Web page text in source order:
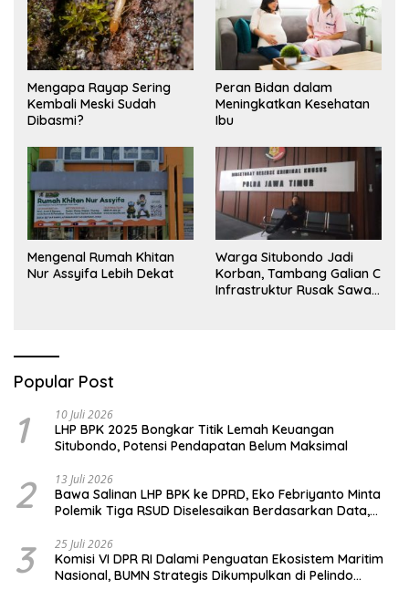
Mengapa Rayap Sering
Kembali Meski Sudah
Dibasmi?
Peran Bidan dalam
Meningkatkan Kesehatan
Ibu
Mengenal Rumah Khitan
Nur Assyifa Lebih Dekat
Warga Situbondo Jadi
Korban, Tambang Galian C
Infrastruktur Rusak Sawah
Popular Post
1 10 Juli 2026
LHP BPK 2025 Bongkar Titik Lemah Keuangan
Situbondo, Potensi Pendapatan Belum Maksimal
2 13 Juli 2026
Bawa Salinan LHP BPK ke DPRD, Eko Febriyanto Minta
Polemik Tiga RSUD Diselesaikan Berdasarkan Data,
3 25 Juli 2026
Komisi VI DPR RI Dalami Penguatan Ekosistem Maritim
Nasional, BUMN Strategis Dikumpulkan di Pelindo